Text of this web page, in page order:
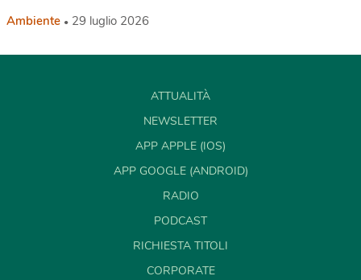
Ambiente 29 luglio 2026
ATTUALITÀ
NEWSLETTER
APP APPLE (IOS)
APP GOOGLE (ANDROID)
RADIO
PODCAST
RICHIESTA TITOLI
CORPORATE